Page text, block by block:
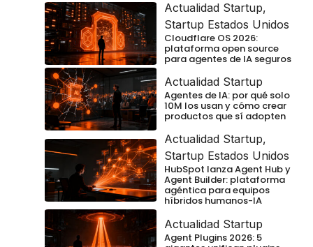
Actualidad Startup,
Startup Estados Unidos
Cloudflare OS 2026:
plataforma open source
para agentes de IA seguros
Actualidad Startup
Agentes de IA: por qué solo
10M los usan y cómo crear
productos que sí adopten
Actualidad Startup,
Startup Estados Unidos
HubSpot lanza Agent Hub y
Agent Builder: plataforma
agéntica para equipos
híbridos humanos-IA
Actualidad Startup
Agent Plugins 2026: 5